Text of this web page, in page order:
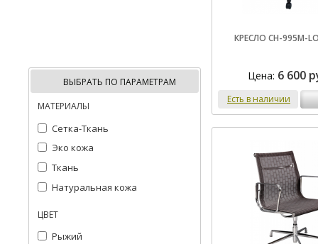
ВЫБРАТЬ ПО ПАРАМЕТРАМ
МАТЕРИАЛЫ
Сетка-Ткань
Эко кожа
Ткань
Натуральная кожа
ЦВЕТ
Рыжий
КРЕСЛО CH-995M-
Цена: 6 600
Есть в наличии